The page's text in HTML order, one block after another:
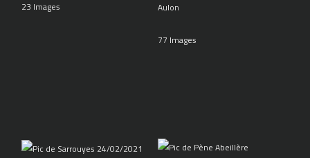
23 Images
Aulon
77 Images